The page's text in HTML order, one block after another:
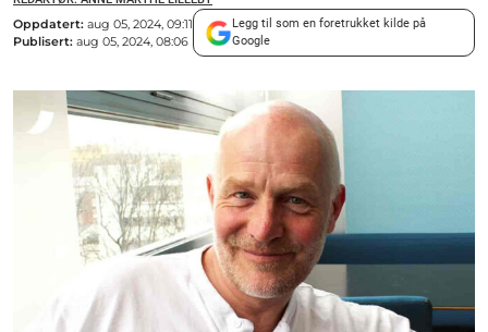
Oppdatert: aug 05, 2024, 09:11
Publisert: aug 05, 2024, 08:06
Legg til som en foretrukket kilde på
Google